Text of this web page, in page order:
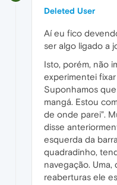
Deleted User
Aí eu fico
ser algo ligado a
Isto, porém, não
experimentei
Suponhamos
mangá. Estou
de onde parei".
disse
esquerda da
quadradinho,
navegação. Uma,
reaberturas ele